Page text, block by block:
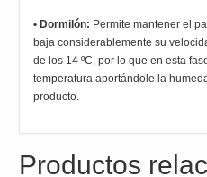
• Dormilón: Permite mantener el
baja considerablemente su
de los 14 ºC, por lo que en esta
temperatura aportándole la
producto.
Productos